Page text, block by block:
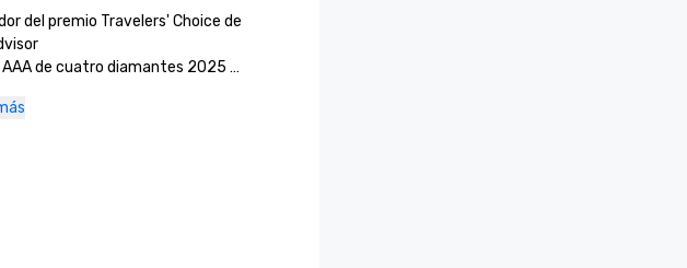
del premio Travelers' Choice de
AAA de cuatro diamantes 2025
Awards 2025